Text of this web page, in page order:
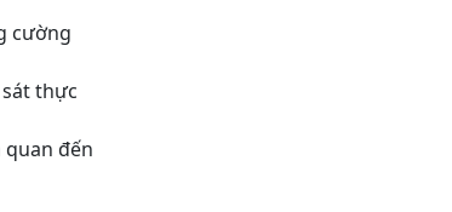
cường
thực
đến